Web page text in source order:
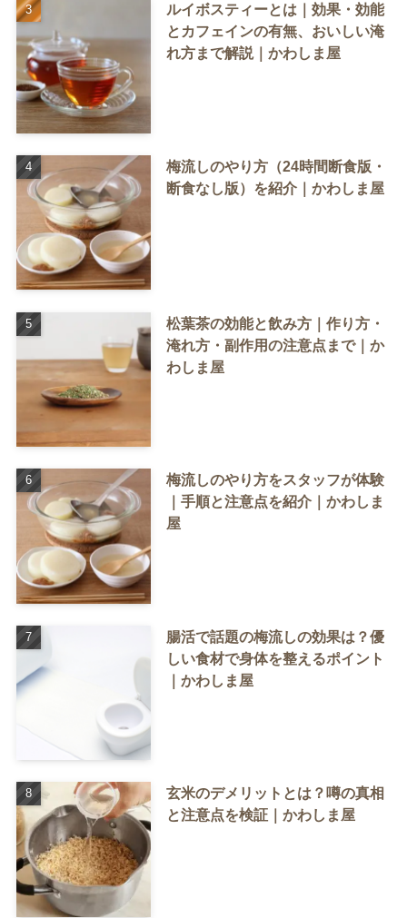
ルイボスティーとは｜効果・効能
とカフェインの有無、おいしい淹
れ方まで解説｜かわしま屋
梅流しのやり方（24時間断食版・
断食なし版）を紹介｜かわしま屋
松葉茶の効能と飲み方｜作り方・
淹れ方・副作用の注意点まで｜か
わしま屋
梅流しのやり方をスタッフが体験
｜手順と注意点を紹介｜かわしま
屋
腸活で話題の梅流しの効果は？優
しい食材で身体を整えるポイント
｜かわしま屋
玄米のデメリットとは？噂の真相
と注意点を検証｜かわしま屋